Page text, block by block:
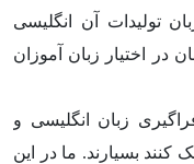
تولیدات آن انگلیسی
در اختیار زبان آموزان
زبان انگلیسی و
بسیارند. ما در این